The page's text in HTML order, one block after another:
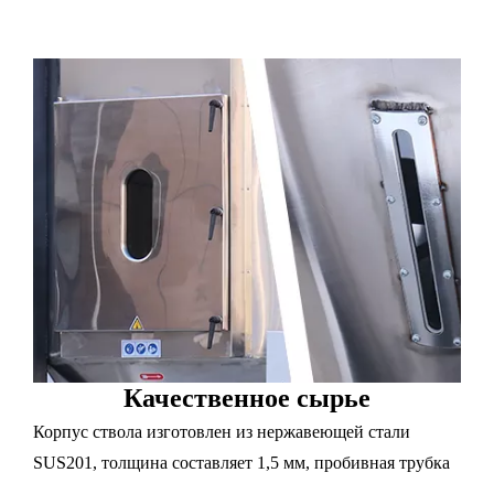
Качественное сырье
Корпус ствола изготовлен из нержавеющей стали
SUS201, толщина составляет 1,5 мм, пробивная трубка